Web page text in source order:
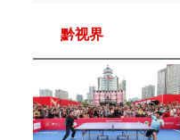
黔视界